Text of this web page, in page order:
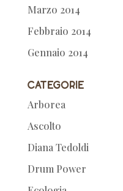
Marzo 2014
Febbraio 2014
Gennaio 2014
Categorie
Arborea
Ascolto
Diana Tedoldi
Drum Power